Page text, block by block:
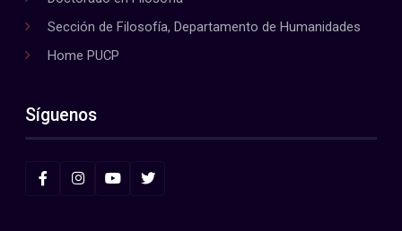
Sección de Filosofía, Departamento de Humanidades
Home PUCP
Síguenos